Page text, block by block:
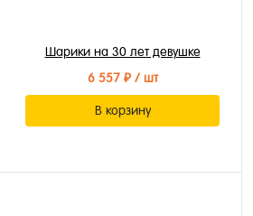
Шарики на 30 лет девушке
6 557 ₽/ шт
В корзину